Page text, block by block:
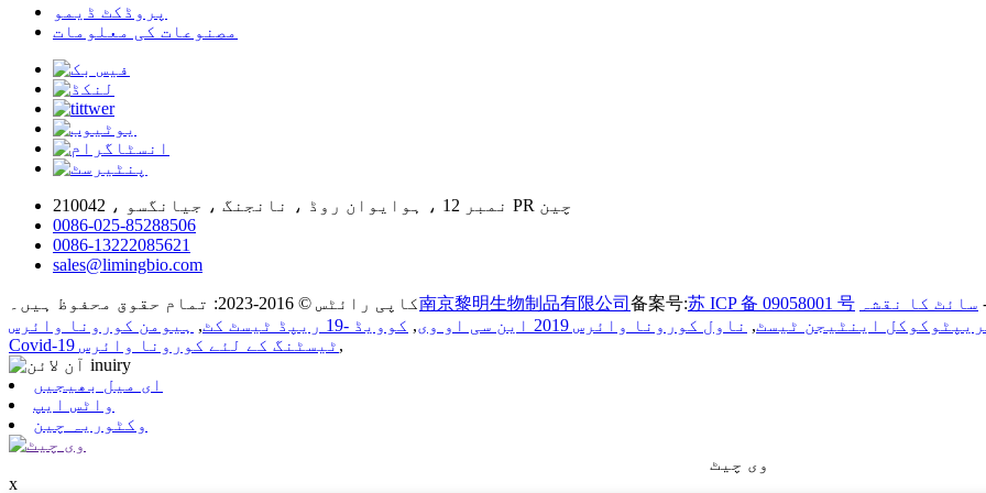
پروڈکٹ ڈیمو
مصنوعات کی معلومات
نمبر 12 ، ہوایوان روڈ ، نانجنگ ، جیانگسو ، 210042 PR چین
0086-025-85288506
0086-13222085621
sales@limingbio.com
کاپی رائٹس © 2016-2023: تمام حقوق محفوظ ہیں۔南京黎明生物制品有限公司 备案号:苏 ICP 备 09058001 号
سائٹ کا نقشہ
اینٹیجن ٹیسٹ, ناول کورونا وائرس 2019 این سی او وی , کوویڈ -19 ریپڈ ٹیسٹ کٹ ,
Covid-19 ٹیسٹنگ کے لئے کورونا وائرس ,
ای میل بھیجیں
واٹس ایپ
وکٹوریہ چین
وی چیٹ
x